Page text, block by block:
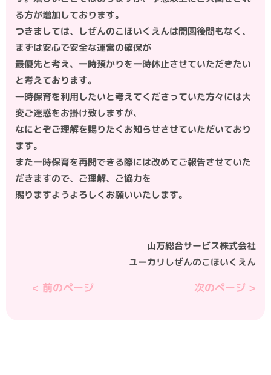
る方が増加しております。
つきましては、しぜんのこほいくえんは開園後間もなく、
まずは安心で安全な運営の確保が
最優先と考え、一時預かりを一時休止させていただきたい
と考えております。
一時保育を利用したいと考えてくださっていた方々には大
変ご迷惑をお掛け致しますが、
なにとぞご理解を賜りたくお知らせさせていただいており
ます。
また一時保育を再開できる際には改めてご報告させていた
だきますので、ご理解、ご協力を
賜りますようよろしくお願いいたします。
山万総合サービス株式会社
ユーカリしぜんのこほいくえん
< 前のページ 次のぺージ >